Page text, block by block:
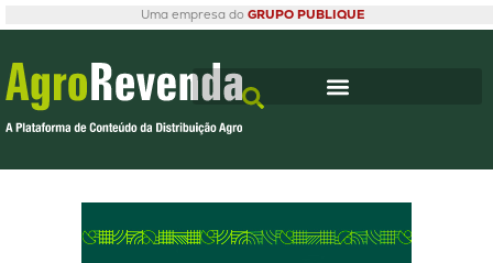
Uma empresa do GRUPO PUBLIQUE